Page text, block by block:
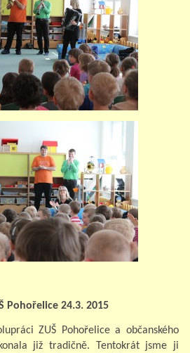
Pohořelice 24.3. 2015
ZUŠ Pohořelice a občanského
již tradičně. Tentokrát jsme ji